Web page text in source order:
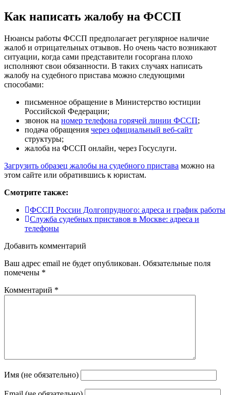
Как написать жалобу на ФССП
Нюансы работы ФССП предполагает регулярное наличие
жалоб и отрицательных отзывов. Но очень часто возникают
ситуации, когда сами представители госоргана плохо
исполняют свои обязанности. В таких случаях написать
жалобу на судебного пристава можно следующими
способами:
письменное обращение в Министерство юстиции
Российской Федерации;
звонок на номер телефона горячей линии ФССП;
подача обращения через официальный веб-сайт
структуры;
жалоба на ФССП онлайн, через Госуслуги.
Загрузить образец жалобы на судебного пристава можно на
этом сайте или обратившись к юристам.
Смотрите также:
ФССП России Долгопрудного: адреса и график работы
Служба судебных приставов в Москве: адреса и
телефоны
Добавить комментарий
Ваш адрес email не будет опубликован. Обязательные поля
помечены *
Комментарий *
Имя (не обязательно)